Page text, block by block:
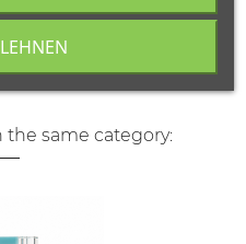
the same category: